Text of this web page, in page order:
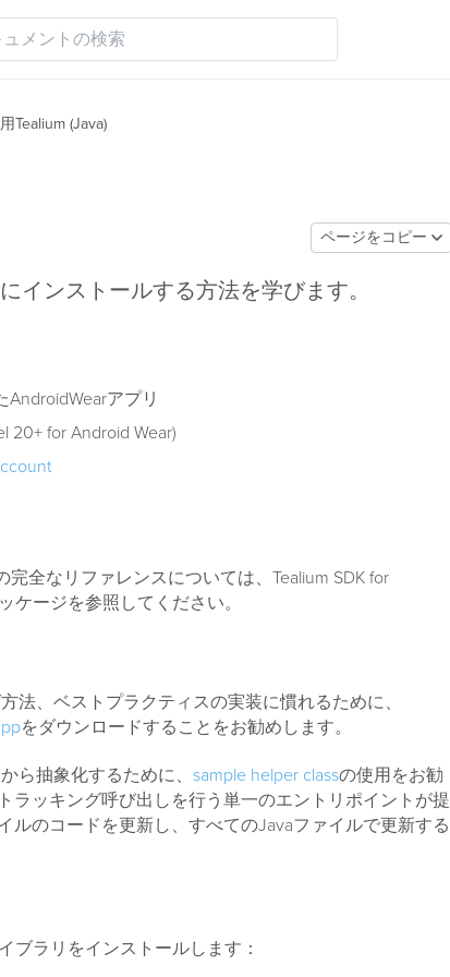
ュメントの検索
Tealium (Java)
ページをコピー
インストールする方法を学びます。
AndroidWearアプリ
20+ for Android Wear)
全なリファレンスについては、Tealium SDK for
ケージを参照してください。
法、ベストプラクティスの実装に慣れるために、
をダウンロードすることをお勧めします。
ら抽象化するために、 sample helper classの使用をお勧
ラッキング呼び出しを行う単一のエントリポイントが提
ルのコードを更新し、すべてのJavaファイルで更新する
ブラリをインストールします：